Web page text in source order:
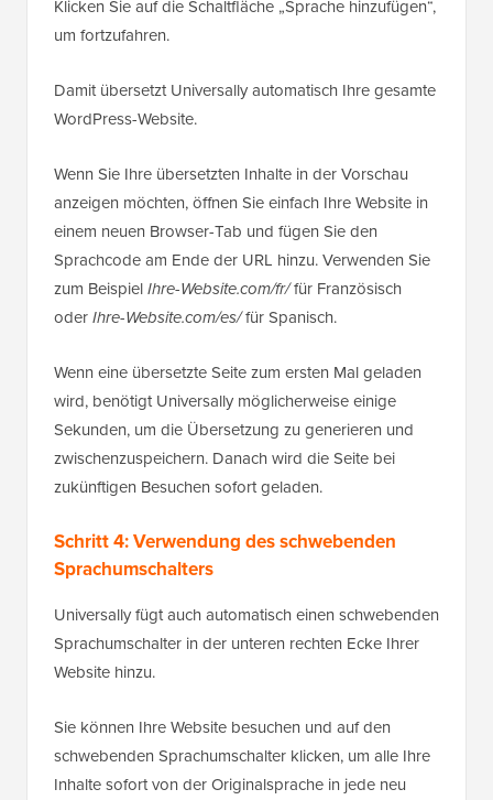
Klicken Sie auf die Schaltfläche „Sprache hinzufügen“,
um fortzufahren.
Damit übersetzt Universally automatisch Ihre gesamte
WordPress-Website.
Wenn Sie Ihre übersetzten Inhalte in der Vorschau
anzeigen möchten, öffnen Sie einfach Ihre Website in
einem neuen Browser-Tab und fügen Sie den
Sprachcode am Ende der URL hinzu. Verwenden Sie
zum BeispielIhre-Website.com/fr/für Französisch
oderIhre-Website.com/es/für Spanisch.
Wenn eine übersetzte Seite zum ersten Mal geladen
wird, benötigt Universally möglicherweise einige
Sekunden, um die Übersetzung zu generieren und
zwischenzuspeichern. Danach wird die Seite bei
zukünftigen Besuchen sofort geladen.
Schritt 4: Verwendung des schwebenden
Sprachumschalters
Universally fügt auch automatisch einen schwebenden
Sprachumschalter in der unteren rechten Ecke Ihrer
Website hinzu.
Sie können Ihre Website besuchen und auf den
schwebenden Sprachumschalter klicken, um alle Ihre
Inhalte sofort von der Originalsprache in jede neu